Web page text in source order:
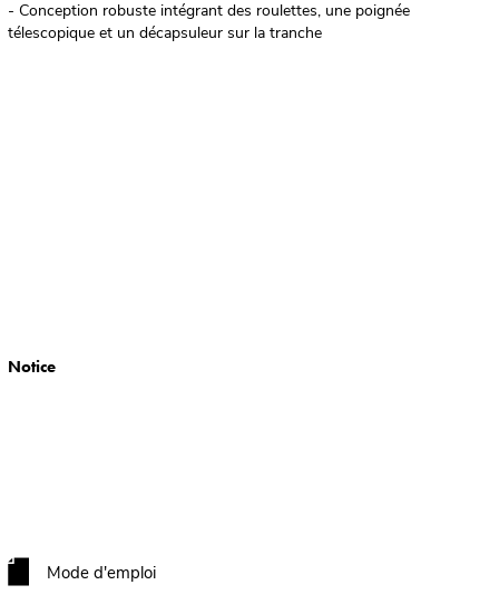
- Conception robuste intégrant des roulettes, une poignée
télescopique et un décapsuleur sur la tranche
Notice
Mode d'emploi